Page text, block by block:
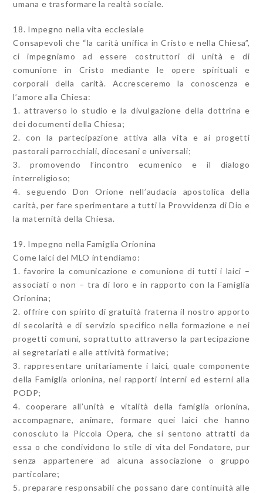
umana e trasformare la realtà sociale.
18. Impegno nella vita ecclesiale
Consapevoli che “la carità unifica in Cristo e nella Chiesa”,
ci impegniamo ad essere costruttori di unità e di
comunione in Cristo mediante le opere spirituali e
corporali della carità. Accresceremo la conoscenza e
l’amore alla Chiesa:
1. attraverso lo studio e la divulgazione della dottrina e
dei documenti della Chiesa;
2. con la partecipazione attiva alla vita e ai progetti
pastorali parrocchiali, diocesani e universali;
3. promovendo l’incontro ecumenico e il dialogo
interreligioso;
4. seguendo Don Orione nell’audacia apostolica della
carità, per fare sperimentare a tutti la Provvidenza di Dio e
la maternità della Chiesa.
19. Impegno nella Famiglia Orionina
Come laici del MLO intendiamo:
1. favorire la comunicazione e comunione di tutti i laici –
associati o non – tra di loro e in rapporto con la Famiglia
Orionina;
2. offrire con spirito di gratuità fraterna il nostro apporto
di secolarità e di servizio specifico nella formazione e nei
progetti comuni, soprattutto attraverso la partecipazione
ai segretariati e alle attività formative;
3. rappresentare unitariamente i laici, quale componente
della Famiglia orionina, nei rapporti interni ed esterni alla
PODP;
4. cooperare all’unità e vitalità della famiglia orionina,
accompagnare, animare, formare quei laici che hanno
conosciuto la Piccola Opera, che si sentono attratti da
essa o che condividono lo stile di vita del Fondatore, pur
senza appartenere ad alcuna associazione o gruppo
particolare;
5. preparare responsabili che possano dare continuità alle